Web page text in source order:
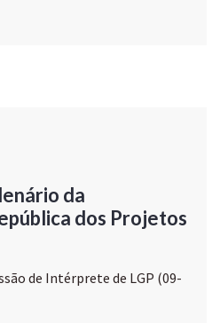
da
dos Projetos
de Intérprete de LGP (09-